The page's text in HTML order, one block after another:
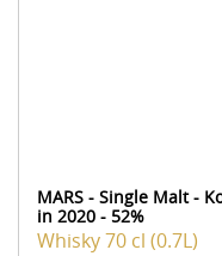
MARS - Single Malt -
in 2020 - 52%
Whisky70 cl (0.7L)